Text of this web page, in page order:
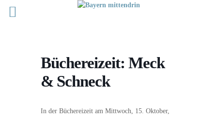
Büchereizeit: Meck
& Schneck
In der Büchereizeit am Mittwoch, 15. Oktober,